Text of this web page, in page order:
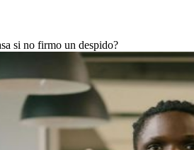
si no firmo un despido?